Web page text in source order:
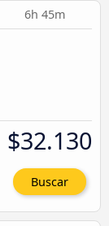
6h 45m
$32.130
Buscar